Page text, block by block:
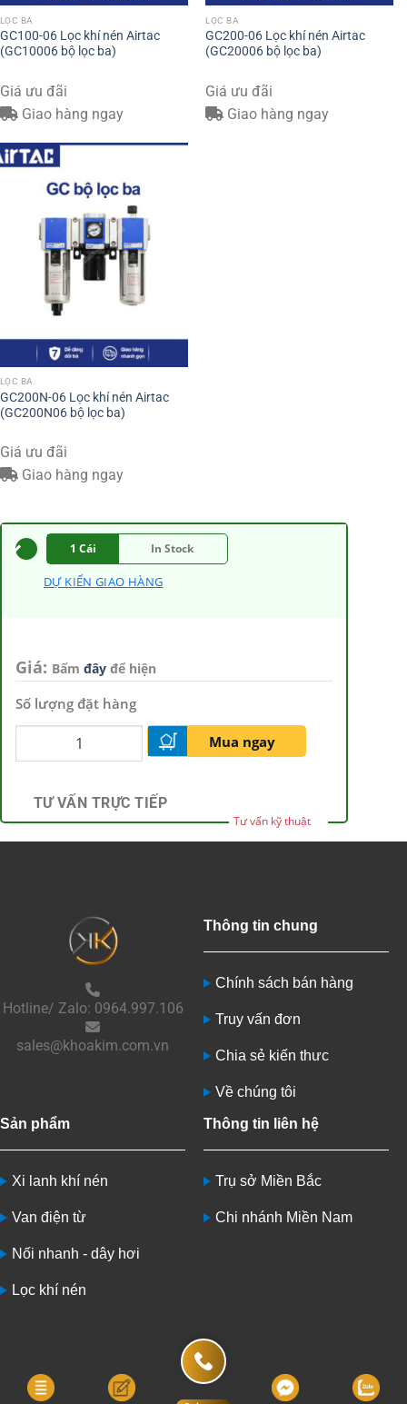
LỌC BA
GC100-06 Lọc khí nén Airtac
(GC10006 bộ lọc ba)
Giá ưu đãi
Giao hàng ngay
LỌC BA
GC200-06 Lọc khí nén Airtac
(GC20006 bộ lọc ba)
Giá ưu đãi
Giao hàng ngay
LỌC BA
GC200N-06 Lọc khí nén Airtac
(GC200N06 bộ lọc ba)
Giá ưu đãi
Giao hàng ngay
1 Cái In Stock
DỰ KIẾN GIAO HÀNG
Giá: Bấm đây để hiện
Số lượng đặt hàng
Mua ngay
TƯ VẤN TRỰC TIẾP
Tư vấn kỹ thuật
Hotline/ Zalo: 0964.997.106
sales@khoakim.com.vn
Thông tin chung
Chính sách bán hàng
Truy vấn đơn
Chia sẻ kiến thưc
Về chúng tôi
Sản phẩm
Xi lanh khí nén
Van điện từ
Nối nhanh - dây hơi
Lọc khí nén
Thông tin liên hệ
Trụ sở Miền Bắc
Chi nhánh Miền Nam